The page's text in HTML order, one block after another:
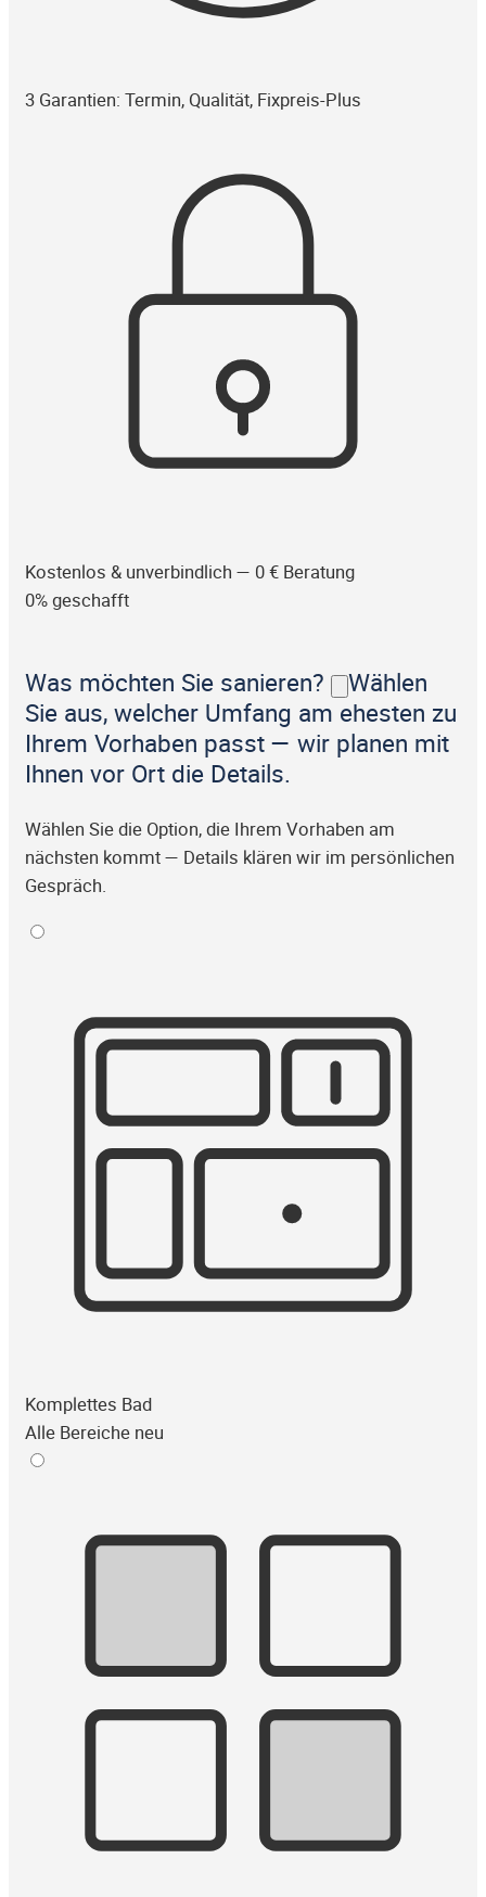
3 Garantien: Termin, Qualität, Fixpreis-Plus
Kostenlos & unverbindlich — 0 € Beratung
0% geschafft
Was möchten Sie sanieren?
Wählen
Sie aus, welcher Umfang am ehesten zu
Ihrem Vorhaben passt — wir planen mit
Ihnen vor Ort die Details.
Wählen Sie die Option, die Ihrem Vorhaben am
nächsten kommt — Details klären wir im persönlichen
Gespräch.
Komplettes Bad
Alle Bereiche neu